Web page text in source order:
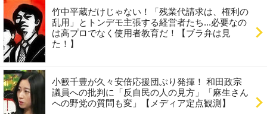
竹中平蔵だけじゃない！「残業代請求は、権利の
乱用」とトンデモ主張する経営者たち...必要なの
は高プロでなく使用者教育だ！【ブラ弁は見
た！】
小籔千豊が久々安倍応援団ぶり発揮！ 和田政宗
議員への批判に「反自民の人の見方」「麻生さん
への野党の質問も変」【メディア定点観測】